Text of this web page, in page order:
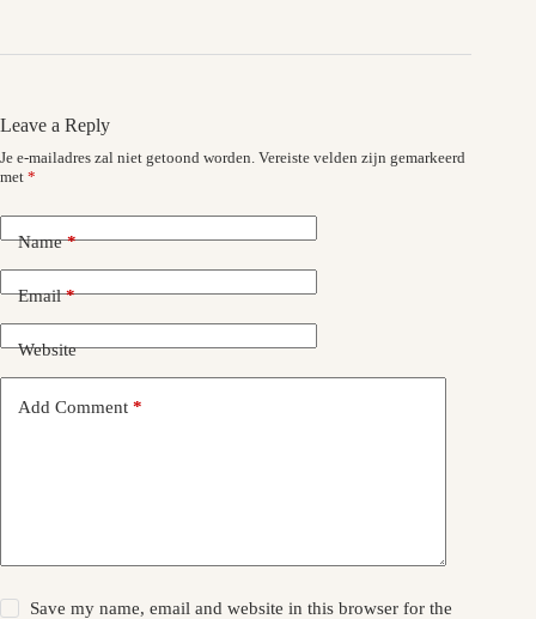
Leave a Reply
Je e-mailadres zal niet getoond worden. Vereiste velden zijn gemarkeerd
met *
Name*
Email*
Website
Add Comment *
Save my name, email and website in this browser for the